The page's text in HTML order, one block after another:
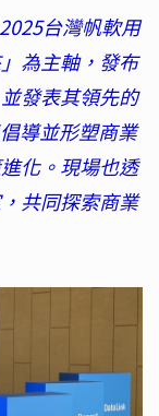
台灣帆軟用
為主軸，發布
發表其領先的
導並形塑商業
化。現場也透
共同探索商業